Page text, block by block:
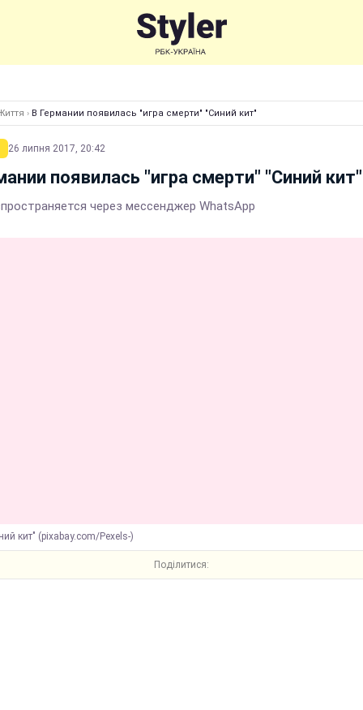
› В Германии появилась "игра смерти" "Синий кит"
26 липня 2017, 20:42
появилась "игра смерти" "Синий кит"
через мессенджер WhatsApp
кит" (pixabay.com/Pexels-)
Поділитися: